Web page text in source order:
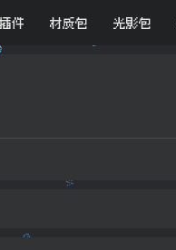
件 材质包 光影包